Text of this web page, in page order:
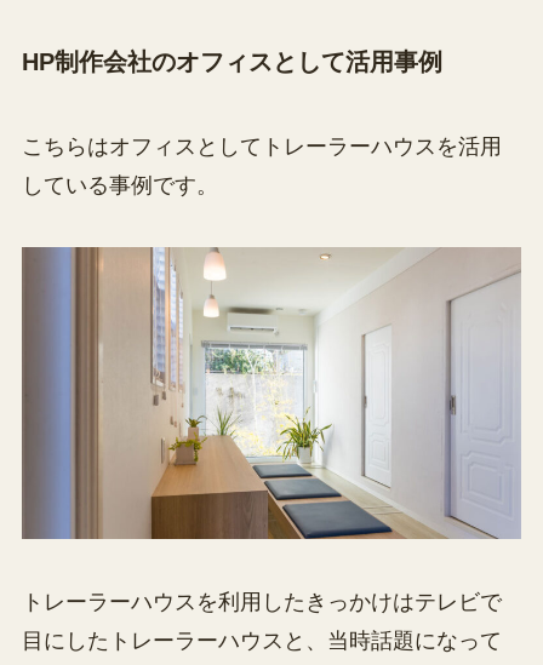
HP制作会社のオフィスとして活用事例
こちらはオフィスとしてトレーラーハウスを活用
している事例です。
トレーラーハウスを利用したきっかけはテレビで
目にしたトレーラーハウスと、当時話題になって